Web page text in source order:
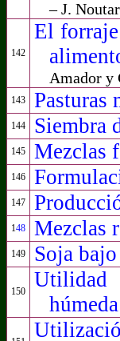
– J.
142
El
Amador y
143 Pasturas
144 Siembra
145 Mezclas
146
147
148 Mezclas
149 Soja
150
Utilidad